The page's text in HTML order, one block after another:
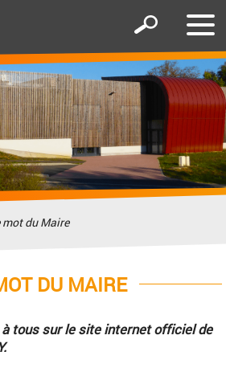
le
Afficher
formulaire
de
recherche
mot du Maire
DU MAIRE
tous sur le site internet officiel de